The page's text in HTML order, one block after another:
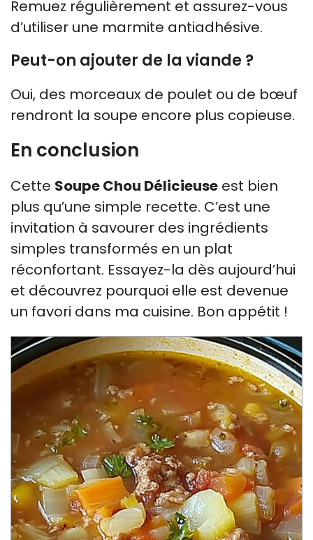
Remuez régulièrement et assurez-vous
d’utiliser une marmite antiadhésive.
Peut-on ajouter de la viande ?
Oui, des morceaux de poulet ou de bœuf
rendront la soupe encore plus copieuse.
En conclusion
Cette Soupe Chou Délicieuse est bien
plus qu’une simple recette. C’est une
invitation à savourer des ingrédients
simples transformés en un plat
réconfortant. Essayez-la dès aujourd’hui
et découvrez pourquoi elle est devenue
un favori dans ma cuisine. Bon appétit !